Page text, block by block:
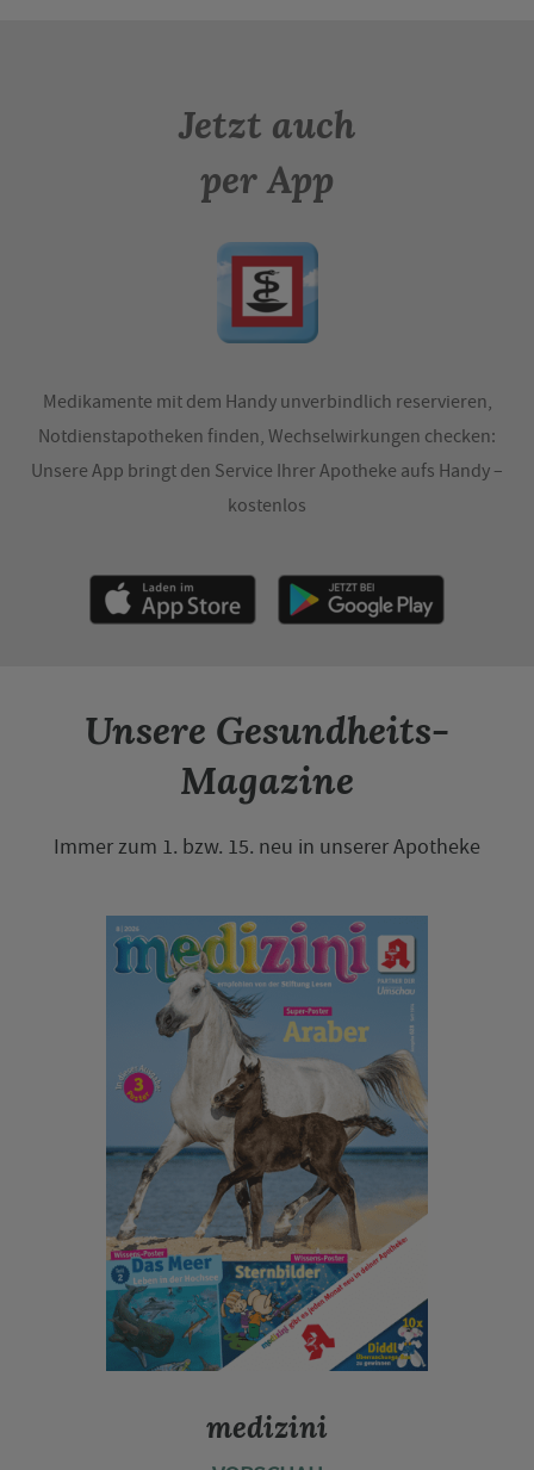
Jetzt auch
per App
Medikamente mit dem Handy unverbindlich reservieren,
Notdienstapotheken finden, Wechselwirkungen checken:
Unsere App bringt den Service Ihrer Apotheke aufs Handy –
kostenlos
Unsere Gesundheits-
Magazine
Immer zum 1. bzw. 15. neu in unserer Apotheke
medizini